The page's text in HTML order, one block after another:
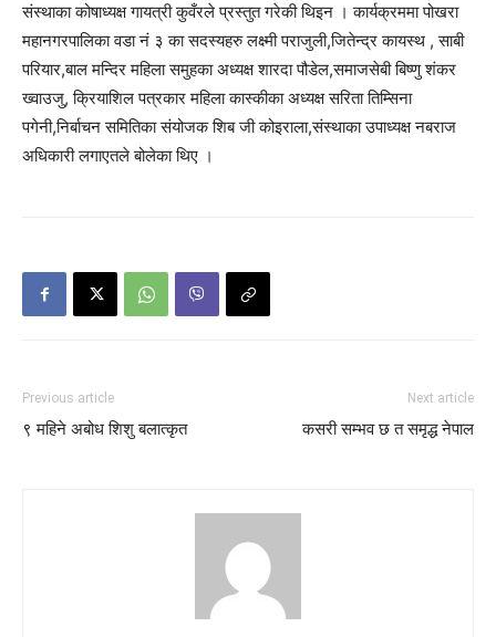
संस्थाका कोषाध्यक्ष गायत्री कुवँरले प्रस्तुत गरेकी थिइन । कार्यक्रममा पोखरा
महानगरपालिका वडा नं ३ का सदस्यहरु लक्ष्मी पराजुली,जितेन्द्र कायस्थ , साबी
परियार,बाल मन्दिर महिला समुहका अध्यक्ष शारदा पौडेल,समाजसेबी बिष्णु शंकर
ख्वाउजु, क्रियाशिल पत्रकार महिला कास्कीका अध्यक्ष सरिता तिम्सिना
पगेनी,निर्बाचन समितिका संयोजक शिब जी कोइराला,संस्थाका उपाध्यक्ष नबराज
अधिकारी लगाएतले बोलेका थिए ।
Previous article
९ महिने अबोध शिशु बलात्कृत
Next article
कसरी सम्भव छ त समृद्ध नेपाल